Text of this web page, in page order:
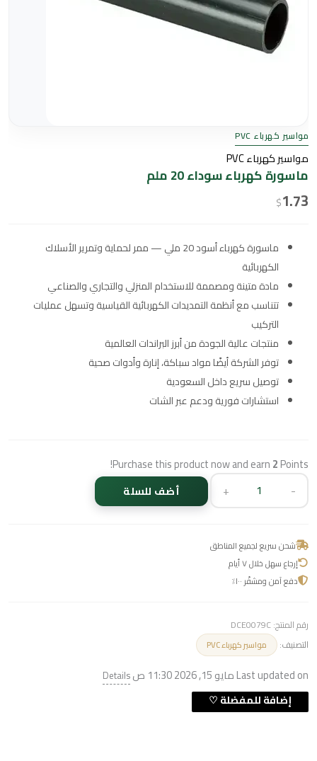
مواسير كهرباء PVC
مواسير كهرباء PVC
ماسورة كهرباء سوداء 20 ملم
$1.73
ماسورة كهرباء أسود 20 ملي — ممر لحماية وتمرير الأسلاك
الكهربائية
مادة متينة ومصممة للاستخدام المنزلي والتجاري والصناعي
تتناسب مع أنظمة التمديدات الكهربائية القياسية وتسهل عمليات
التركيب
منتجات عالية الجودة من أبرز البراندات العالمية
توفر الشركة أيضًا مواد سباكة، إنارة وأدوات صحية
توصيل سريع داخل السعودية
استشارات فورية ودعم عبر الشات
Purchase this product now and earn2Points!
-
+ أضف للسلة
شحن سريع لجميع المناطق
إرجاع سهل خلال ٧ أيام
دفع آمن ومشفّر ١٠٠٪
رقم المنتج:DCE0079C
التصنيف:
مواسير كهرباء PVC
Last updated on مايو 15, 2026 11:30 ص Details